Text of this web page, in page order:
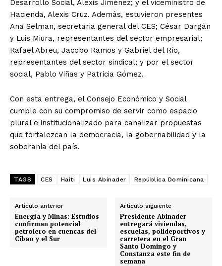
Desarrollo Social, Alexis Jiménez; y el viceministro de
Hacienda, Alexis Cruz. Además, estuvieron presentes
Ana Selman, secretaria general del CES; César Dargán
y Luis Miura, representantes del sector empresarial;
Rafael Abreu, Jacobo Ramos y Gabriel del Río,
representantes del sector sindical; y por el sector
social, Pablo Viñas y Patricia Gómez.
Con esta entrega, el Consejo Económico y Social
cumple con su compromiso de servir como espacio
plural e institucionalizado para canalizar propuestas
que fortalezcan la democracia, la gobernabilidad y la
soberanía del país.
TAGS CES Haiti Luis Abinader República Dominicana
Artículo anterior
Energía y Minas: Estudios
confirman potencial
petrolero en cuencas del
Cibao y el Sur
Artículo siguiente
Presidente Abinader
entregará viviendas,
escuelas, polideportivos y
carretera en el Gran
Santo Domingo y
Constanza este fin de
semana